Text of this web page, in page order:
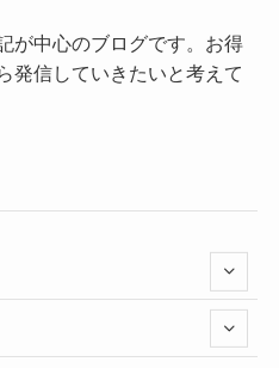
が中心のブログです。お得
発信していきたいと考えて